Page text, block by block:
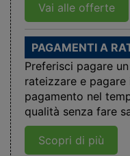
Vai alle offerte
PAGAMENTI A
Preferisci pagare
rateizzare e
pagamento nel
qualità senza fare
Scopri di più